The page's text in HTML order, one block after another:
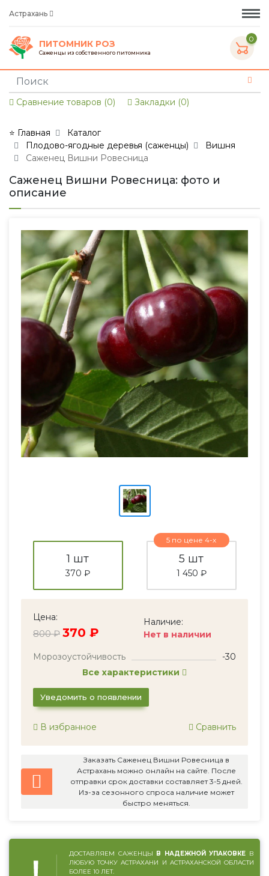
Астрахань
ПИТОМНИК РОЗ
Саженцы из собственного питомника
0
Сравнение товаров (0) Закладки (0)
⭐ Главная
Каталог
Плодово-ягодные деревья (саженцы)
Вишня
Саженец Вишни Ровесница
Саженец Вишни Ровесница: фото и
описание
1 шт
370 ₽
5 по цене 4-х
5 шт
1 450 ₽
Цена:
800 ₽ 370 ₽
Наличие:
Нет в наличии
Морозоустойчивость
-30
Все характеристики
Уведомить о появлении
В избранное Сравнить
Заказать Саженец Вишни Ровесница в
Астрахань можно онлайн на сайте. После
отправки срок доставки составляет 3-5 дней.
Из-за сезонного спроса наличие может
быстро меняться.
ДОСТАВЛЯЕМ САЖЕНЦЫ В НАДЕЖНОЙ УПАКОВКЕ В
ЛЮБУЮ ТОЧКУ АСТРАХАНИ И АСТРАХАНСКОЙ ОБЛАСТИ
БОЛЕЕ 10 ЛЕТ.